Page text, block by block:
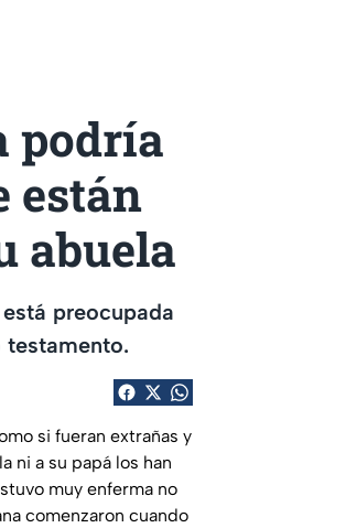
podría
están
abuela
preocupada
testamento.
si fueran extrañas y
ni a su papá los han
muy enferma no
comenzaron cuando